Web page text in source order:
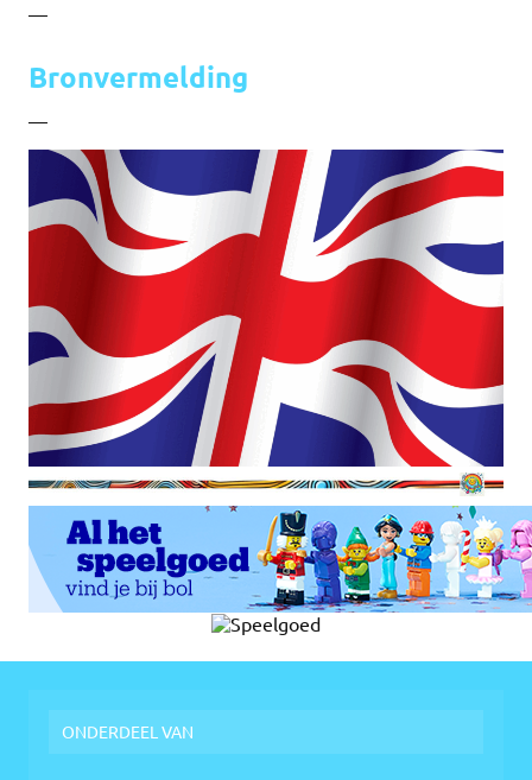
—
Bronvermelding
—
ONDERDEEL VAN